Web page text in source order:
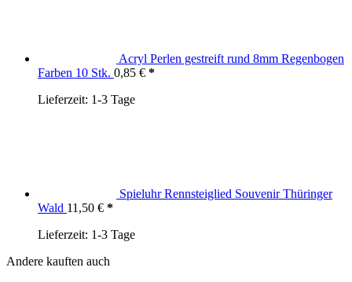
Acryl Perlen gestreift rund 8mm Regenbogen
Farben 10 Stk. 0,85 €
Lieferzeit: 1-3 Tage
Spieluhr Rennsteiglied Souvenir Thüringer
Wald 11,50 €
Lieferzeit: 1-3 Tage
Andere kauften auch